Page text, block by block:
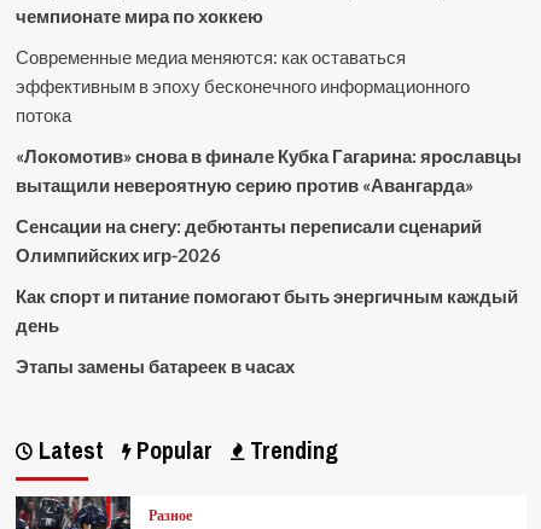
чемпионате мира по хоккею
Современные медиа меняются: как оставаться
эффективным в эпоху бесконечного информационного
потока
«Локомотив» снова в финале Кубка Гагарина: ярославцы
вытащили невероятную серию против «Авангарда»
Сенсации на снегу: дебютанты переписали сценарий
Олимпийских игр-2026
Как спорт и питание помогают быть энергичным каждый
день
Этапы замены батареек в часах
Latest Popular Trending
Разное